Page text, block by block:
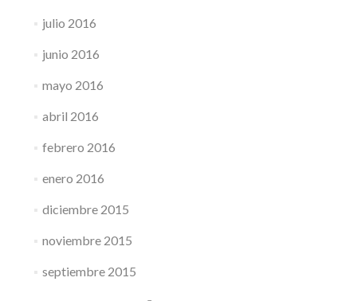
julio 2016
junio 2016
mayo 2016
abril 2016
febrero 2016
enero 2016
diciembre 2015
noviembre 2015
septiembre 2015